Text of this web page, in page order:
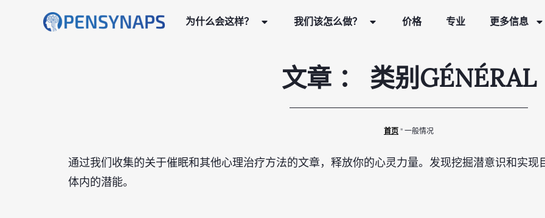
为什么会这样？ 我们该怎么做？ 价格 专业 更多信息
文章 ： 类别GÉNÉRAL
首页 "一般情况
通过我们收集的关于催眠和其他心理治疗方法的文章，释放你的心灵力量。发现挖掘潜意识和实
体内的潜能。